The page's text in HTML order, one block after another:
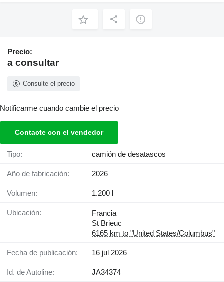
Precio:
a consultar
Consulte el precio
Notificarme cuando cambie el precio
Contacte con el vendedor
Tipo: camión de desatascos
Año de fabricación: 2026
Volumen: 1.200 l
Ubicación:
Francia
St Brieuc
6165 km to "United States/Columbus"
Fecha de publicación: 16 jul 2026
Id. de Autoline: JA34374